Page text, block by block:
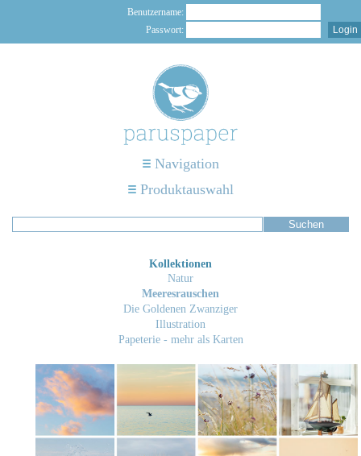
Benutzername:
Passwort:
Navigation
Produktauswahl
Kollektionen
Natur
Meeresrauschen
Die Goldenen Zwanziger
Illustration
Papeterie - mehr als Karten